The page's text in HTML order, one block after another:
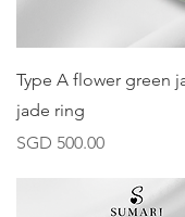
快速瀏覽
Type A flower green
jade ring
價格
SGD 500.00